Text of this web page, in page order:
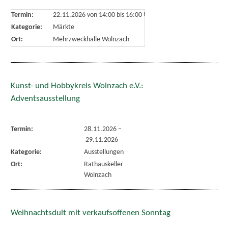
Termin: 22.11.2026 von 14:00bis 16:00 Uhr
Kategorie:
Märkte
Ort:
Mehrzweckhalle Wolnzach
Kunst- und Hobbykreis Wolnzach e.V.:
Adventsausstellung
Termin: 28.11.2026–
29.11.2026
Kategorie:
Ausstellungen
Ort:
Rathauskeller
Wolnzach
Weihnachtsdult mit verkaufsoffenen Sonntag